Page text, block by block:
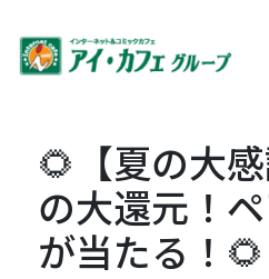
🌻【夏の大
の大還元！
が当たる！🌻